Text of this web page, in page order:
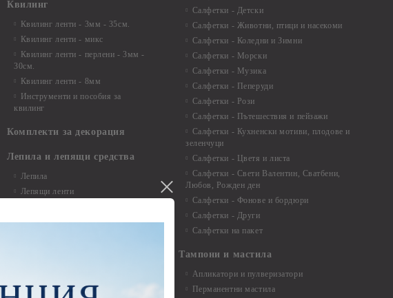
Квилинг
Квилинг ленти - 3мм - 35см.
Квилинг ленти - микс
Квилинг ленти - перлени - 3мм -
30см.
Квилинг ленти - 8мм
Инструменти и пособия за
квилинг
Комплекти за декорация
Лепила и лепящи средства
Лепила
Лепящи ленти
Салфетки - Детски
Салфетки - Животни, птици и насекоми
Салфетки - Коледни и Зимни
Салфетки - Морски
Салфетки - Музика
Салфетки - Пеперуди
Салфетки - Рози
Салфетки - Пътешествия и пейзажи
Салфетки - Кухненски мотиви, плодове и
зеленчуци
Салфетки - Цветя и листа
Салфетки - Свети Валентин, Сватбени,
Любов, Рожден ден
Салфетки - Фонове и бордюри
Салфетки - Други
Салфетки на пакет
Тампони и мастила
Апликатори и пулверизатори
Перманентни мастила